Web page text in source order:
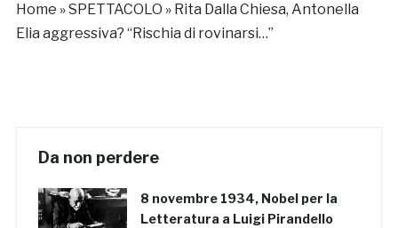
Home »SPETTACOLO » Rita Dalla Chiesa, Antonella
Elia aggressiva? “Rischia di rovinarsi…”
Da non perdere
8 novembre 1934, Nobel per la
Letteratura a Luigi Pirandello